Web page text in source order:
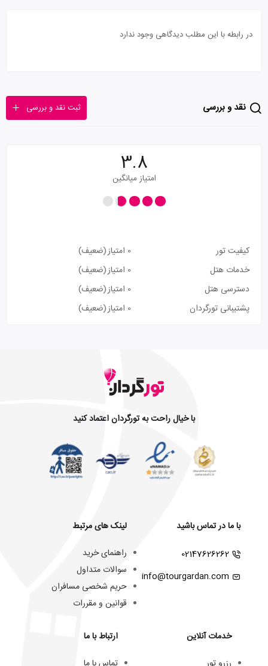
در رابطه با این مطلب دیدگاهی وجود ندارد
نقد و بررسی ثبت نقد و بررسی
3.8
امتیاز میانگین
کیفیت تور 0 امتیاز
(ضعیف)
خدمات هتل
0 امتیاز
(ضعیف)
دسترسی هتل
0 امتیاز
(ضعیف)
پشتیبانی تورگردان
0 امتیاز (ضعیف)
با خیال راحت به تورگردان اعتماد کنید
با ما در تماس باشید
02147626262
info@tourgardan.com
خدمات آنلاین
لینک های مرتبط
راهنمای خرید
سوالات متداول
حریم شخصی مسافران
قوانین و مقررات
ارتباط با ما